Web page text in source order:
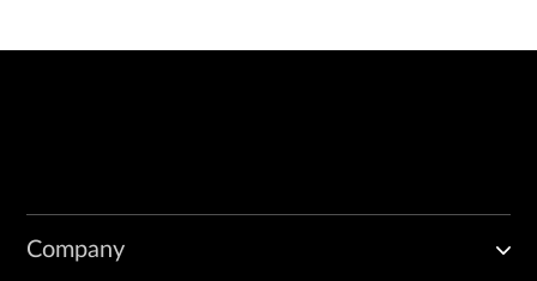
Company